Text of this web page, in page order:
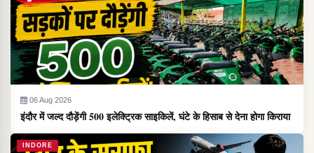
06 Aug 2026
इंदौर में जल्द दौड़ेंगी 500 इलेक्ट्रिक साइकिलें, घंटे के हिसाब से देना होगा किराया
INDORE